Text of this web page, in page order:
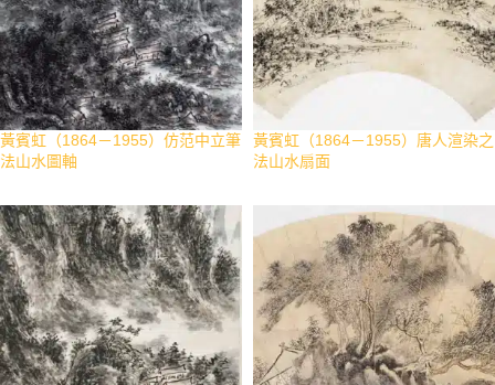
黃賓虹（1864－1955）仿范中立筆
法山水圖軸
黃賓虹（1864－1955）唐人渲染之
法山水扇面